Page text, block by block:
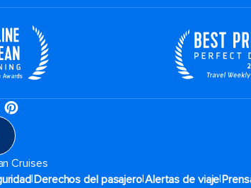
Cruises
|Derechos del pasajero|Alertas de viaje|